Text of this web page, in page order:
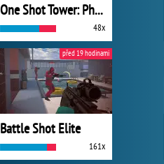
One Shot Tower: Physics Destroyer
48x
Battle Shot Elite
161x
před 19 hodinami